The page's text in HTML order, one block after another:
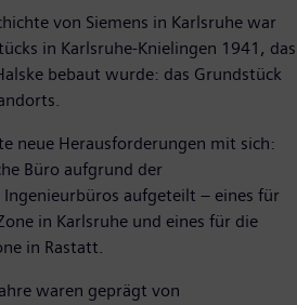
von Siemens in Karlsruhe war
in Karlsruhe-Knielingen 1941, das
bebaut wurde: das Grundstück
neue Herausforderungen mit sich:
Büro aufgrund der
Ingenieurbüros aufgeteilt – eines für
in Karlsruhe und eines für die
in Rastatt.
waren geprägt von